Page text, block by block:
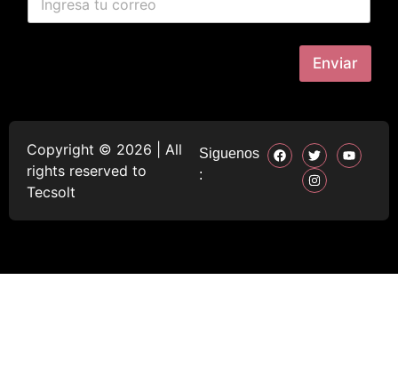
Enviar
Copyright © 2026 | All
rights reserved to
Tecsolt
Siguenos
: